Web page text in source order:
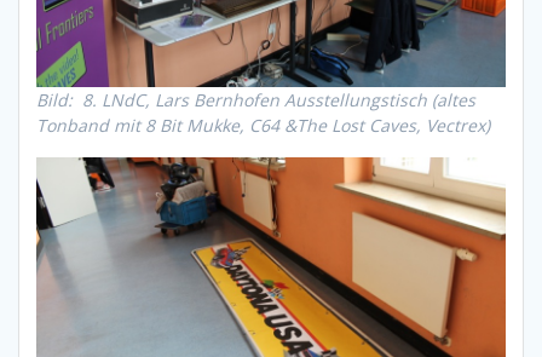
Bild: 8. LNdC, Lars Bernhofen Ausstellungstisch (altes
Tonband mit 8 Bit Mukke, C64 &The Lost Caves, Vectrex)